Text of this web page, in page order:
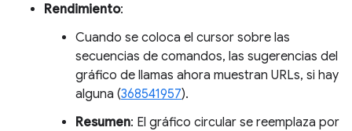
Rendimiento:
Cuando se coloca el cursor sobre las
secuencias de comandos, las sugerencias del
gráfico de llamas ahora muestran URLs, si hay
alguna (368541957).
Resumen: El gráfico circular se reemplaza por